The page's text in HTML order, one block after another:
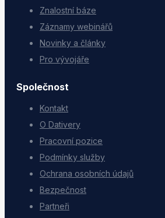
Znalostní báze
Záznamy webinářů
Novinky a články
Pro vývojáře
Společnost
Kontakt
O Dativery
Pracovní pozice
Podmínky služby
Ochrana osobních údajů
Bezpečnost
Partneři